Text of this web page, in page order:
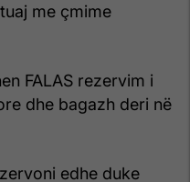
me çmime
FALAS rezervim i
dhe bagazh deri në
edhe duke